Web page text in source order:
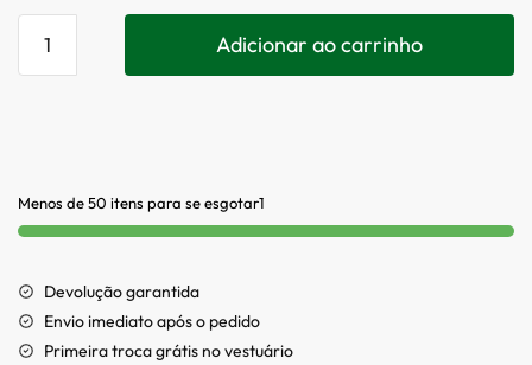
Adicionar ao carrinho
Menos de 50 itens para se esgotar1
Devolução garantida
Envio imediato após o pedido
Primeira troca grátis no vestuário